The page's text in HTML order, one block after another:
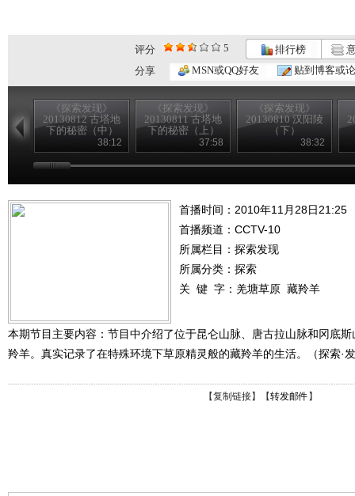
评分 5 排行榜
分享
MSN或QQ好友 贴到博客或
《探索发现》
20130812 古塔地
下的秘密（中）
38:12
《探索发现》
20130811 古塔地
下的秘密（上）
37:58
《探索发现》
20130810 汉阳陵
（下）
38:32
首播时间：2010年11月28日21:25
首播频道： CCTV-10
所属栏目： 探索发现
所属分类：探索
关 键 字： 羌塘草原 藏羚羊
本期节目主要内容：节目中介绍了位于昆仑山脉、唐古拉山脉和冈底
羚羊。真实记录了在特殊环境下草原精灵般的藏羚羊的生活。（探索·
【复制链接】【转发邮件 】